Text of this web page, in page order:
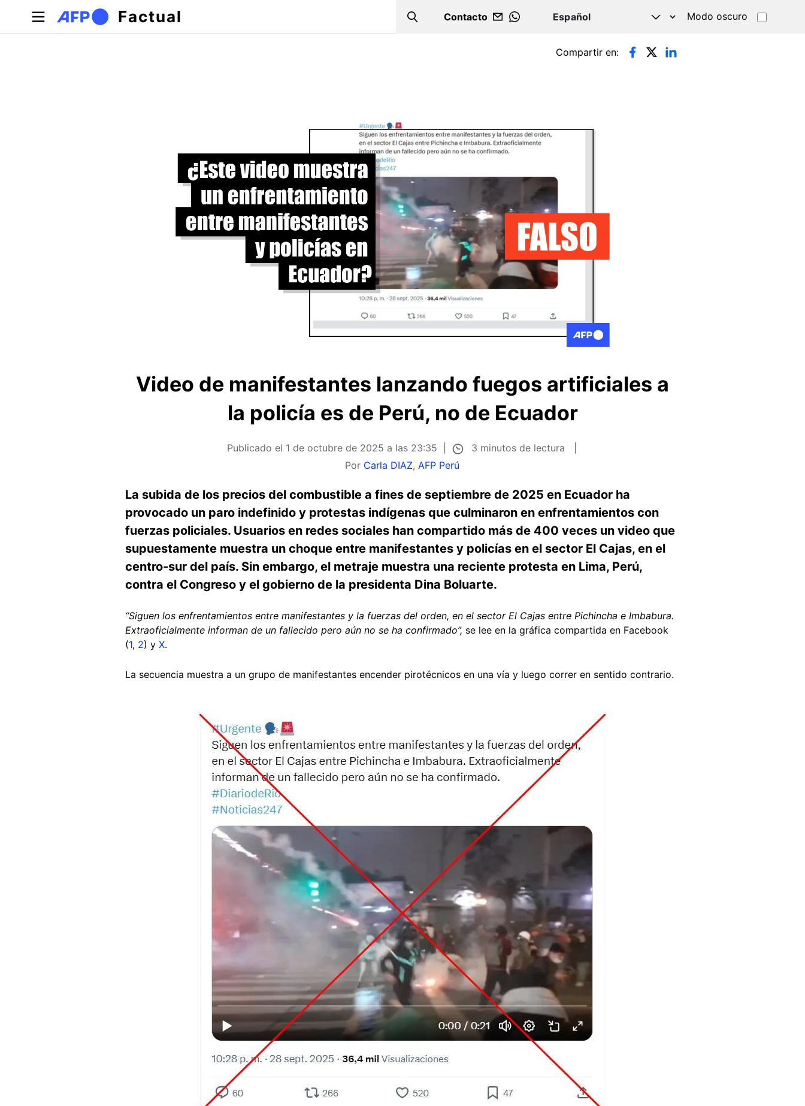
Pasar al contenido principal
Factual Search
Contacto
WHATSAPP
Modo oscuro
Solapas principales Compartir en:
Video de manifestantes lanzando fuegos artificiales a
la policía es de Perú, no de Ecuador
Publicado el 1 de octubre de 2025 a las 23:35
3 minutos de lectura
Por Carla DIAZ, AFP Perú
La subida de los precios del combustible a fines de septiembre de 2025 en Ecuador ha
provocado un paro indefinido y protestas indígenas que culminaron en enfrentamientos con
fuerzas policiales. Usuarios en redes sociales han compartido más de 400 veces un video que
supuestamente muestra un choque entre manifestantes y policías en el sector El Cajas, en el
centro-sur del país. Sin embargo, el metraje muestra una reciente protesta en Lima, Perú,
contra el Congreso y el gobierno de la presidenta Dina Boluarte.
“Siguen los enfrentamientos entre manifestantes y la fuerzas del orden, en el sector El Cajas entre Pichincha e Imbabura.
Extraoficialmente informan de un fallecido pero aún no se ha confirmado”, se lee en la gráfica compartida en Facebook
(1, 2) y X.
La secuencia muestra a un grupo de manifestantes encender pirotécnicos en una vía y luego correr en sentido contrario.